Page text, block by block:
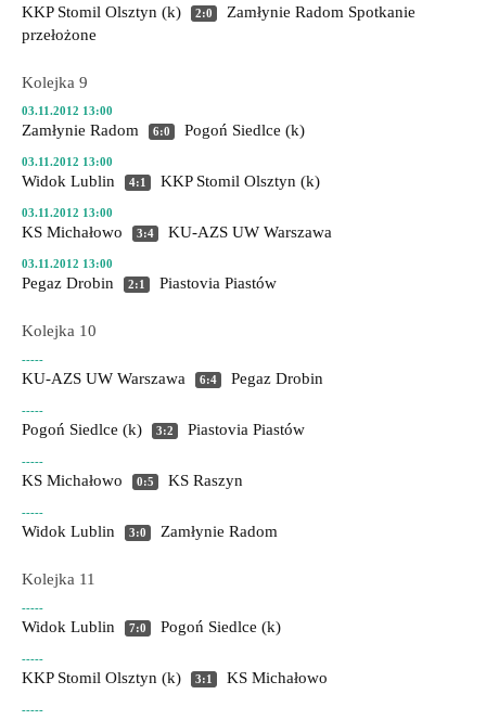
KKP Stomil Olsztyn (k) 2:0 Zamłynie Radom Spotkanie
przełożone
Kolejka 9
03.11.2012 13:00
Zamłynie Radom 6:0 Pogoń Siedlce (k)
03.11.2012 13:00
Widok Lublin 4:1 KKP Stomil Olsztyn (k)
03.11.2012 13:00
KS Michałowo 3:4 KU-AZS UW Warszawa
03.11.2012 13:00
Pegaz Drobin 2:1 Piastovia Piastów
Kolejka 10
-----
KU-AZS UW Warszawa 6:4 Pegaz Drobin
-----
Pogoń Siedlce (k) 3:2 Piastovia Piastów
-----
KS Michałowo 0:5 KS Raszyn
-----
Widok Lublin 3:0 Zamłynie Radom
Kolejka 11
-----
Widok Lublin 7:0 Pogoń Siedlce (k)
-----
KKP Stomil Olsztyn (k) 3:1 KS Michałowo
-----